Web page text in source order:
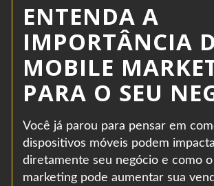
ENTENDA A
IMPORTÂNCIA
MOBILE
PARA O SEU
Você já parou para pensar em
dispositivos móveis podem
diretamente seu negócio e como
marketing pode aumentar sua